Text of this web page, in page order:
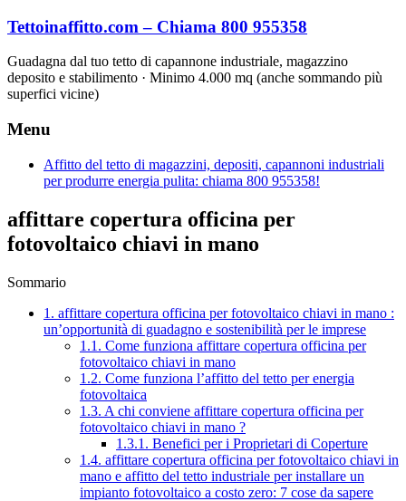
Vai
contenuto
Tettoinaffitto.com – Chiama 800 955358
Guadagna dal tuo tetto di capannone industriale, magazzino
deposito e stabilimento · Minimo 4.000 mq (anche sommando più
superfici vicine)
Menu
Affitto del tetto di magazzini, depositi, capannoni industriali
per produrre energia pulita: chiama 800 955358!
affittare copertura officina per
fotovoltaico chiavi in mano
Sommario
1. affittare copertura officina per fotovoltaico chiavi in mano :
un’opportunità di guadagno e sostenibilità per le imprese
1.1. Come funziona affittare copertura officina per
fotovoltaico chiavi in mano
1.2. Come funziona l’affitto del tetto per energia
fotovoltaica
1.3. A chi conviene affittare copertura officina per
fotovoltaico chiavi in mano ?
1.3.1. Benefici per i Proprietari di Coperture
1.4. affittare copertura officina per fotovoltaico chiavi in
mano e affitto del tetto industriale per installare un
impianto fotovoltaico a costo zero: 7 cose da sapere